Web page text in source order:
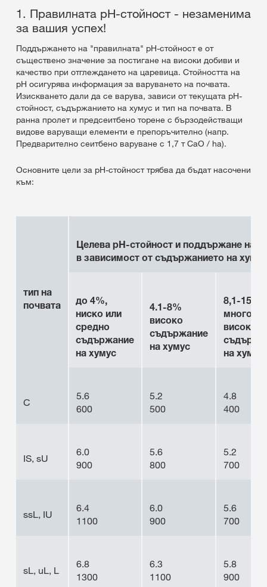
1. Правилната pH-стойност - незаменима
за вашия успех!
Поддържането на "правилната" pH-стойност е от
съществено значение за постигане на високи добиви и
качество при отглеждането на царевица. Стойността на
pH осигурява информация за варуването на почвата.
Изискването дали да се варува, зависи от текущата pH-
стойност, съдържанието на хумус и тип на почвата. В
ранна пролет и предсеитбено торене с бързодействащи
видове варуващи елементи е препоръчително (напр.
Предварително сеитбено варуване с 1,7 т CaO / ha).
Основните цели за pH-стойност трябва да бъдат насочени
към:
тип на
почвата
Целева pH-стойност и поддържане на
в зависимост от съдържанието на хумус
до 4%,
ниско или
средно
съдържание
на хумус
4.1-8%
високо
съдържание
на хумус
8,1-15%
много
високо
на хумус
С
5.6
600
5.2
500
4.8
400
IS, sU
6.0
900
5.6
800
5.2
700
ssL, IU
6.4
1100
6.0
900
5.6
700
sL, uL, L
6.8
1300
6.3
1100
5.8
900